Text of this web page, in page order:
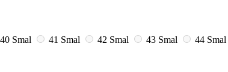
40 Smal 41 Smal 42 Smal 43 Smal
44 Smal